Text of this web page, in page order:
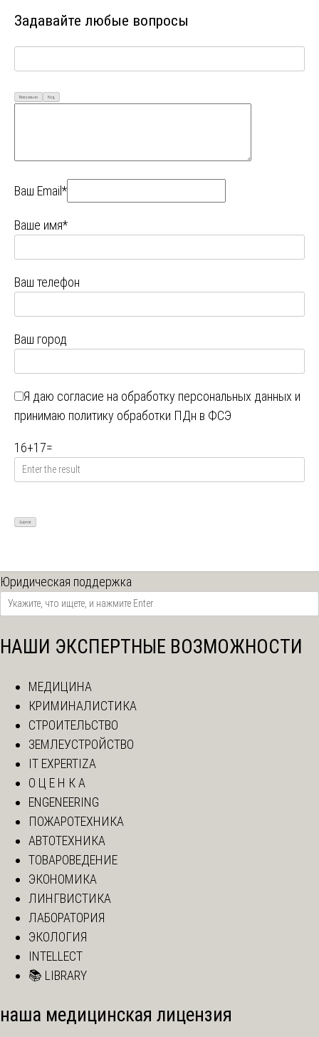
Задавайте любые вопросы
Визуально Код
Ваш Email*
Ваше имя*
Ваш телефон
Ваш город
Я даю согласие на обработку персональных данных и
принимаю политику обработки ПДн в ФСЭ
16+17=
Юридическая поддержка
НАШИ ЭКСПЕРТНЫЕ ВОЗМОЖНОСТИ
МЕДИЦИНА
КРИМИНАЛИСТИКА
СТРОИТЕЛЬСТВО
ЗЕМЛЕУСТРОЙСТВО
IT EXPERTIZA
О Ц Е Н К А
ENGENEERING
ПОЖАРОТЕХНИКА
АВТОТЕХНИКА
ТОВАРОВЕДЕНИЕ
ЭКОНОМИКА
ЛИНГВИСТИКА
ЛАБОРАТОРИЯ
ЭКОЛОГИЯ
INTELLECT
📚 LIBRARY
наша медицинская лицензия